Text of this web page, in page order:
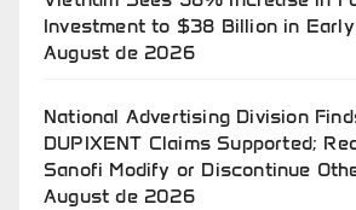
Investment to $38 Billion in
August de 2026
National Advertising Division
DUPIXENT Claims Supported;
Sanofi Modify or Discontinue
August de 2026